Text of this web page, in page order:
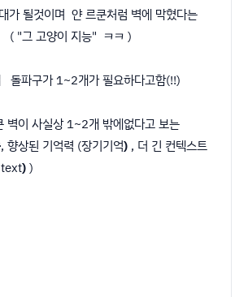
가 될것이며 얀 르쿤처럼 벽에 막혔다는
( "그 고양이 지능" ㅋㅋ )
돌파구가 1~2개가 필요하다고함(!!)
벽이 사실상 1~2개 밖에없다고 보는
, 향상된 기억력 (장기기억) , 더 긴 컨텍스트
))